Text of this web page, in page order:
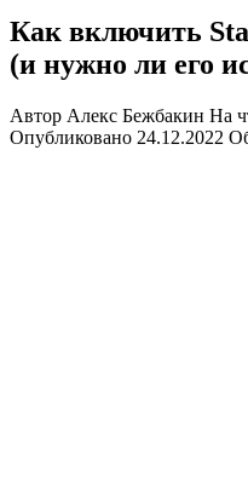
Как включить
(и нужно ли его
Автор Алекс Бежбакин На
Опубликовано 24.12.2022